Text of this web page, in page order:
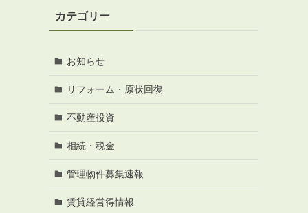
カテゴリー
お知らせ
リフォーム・原状回復
不動産投資
相続・税金
管理物件募集速報
賃貸経営得情報